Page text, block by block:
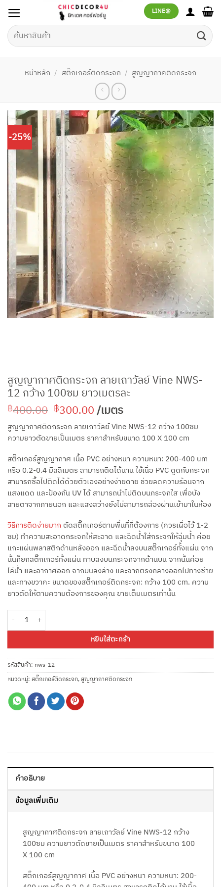
เนื้อหา
LINE@
ค้นหา:
หน้าหลัก / สติ๊กเกอร์ติดกระจก / สูญญากาศติดกระจก
-25%
สูญญากาศติดกระจก ลายเถาวัลย์ Vine NWS-
12 กว้าง 100ซม ยาวเมตรละ
฿400.00 Original
price
was:
฿400.00.
฿300.00Current
price
is:
฿300.00.
/เมตร
สูญญากาศติดกระจก ลายเถาวัลย์ Vine NWS-12 กว้าง 100ซม
ความยาวตัดขายเป็นเมตร ราคาสำหรับขนาด 100 X 100 cm
สติ๊กเกอร์สูญญากาศ เนื้อ PVC อย่างหนา ความหนา: 200-400 um
หรือ 0.2-0.4 มิลลิเมตร สามารถติดได้นาน ใช้เนื้อ PVC ดูดกับกระจก
สามารถซื้อไปติดได้ด้วยตัวเองอย่างง่ายดาย ช่วยลดความร้อนจาก
แสงแดด และป้องกัน UV ได้ สามารถนำไปติดบนกระจกใส เพื่อบัง
สายตาจากภายนอก และแสงสว่างยังไม่สามารถส่องผ่านเข้ามาในห้อง
วิธีการติดง่ายมาก ตัดสติ๊กเกอร์ตามพื้นที่ที่ต้องการ (ควรเผื่อไว้ 1-2
ซม) ทำความสะอาดกระจกให้สะอาด และฉีดน้ำใส่กระจกให้ฉุ่มน้ำ ค่อย
แกะแผ่นพลาสติกด้านหลังออก และฉีดน้ำลงบนสติ๊กเกอร์ทั้งแผ่น จาก
นั้นก็ยกสติ๊กเกอร์ทั้งแผ่น ทาบลงบนกระจกจากด้านบน จากนัันค่อย
ไล่น้ำ และอากาศออก จากบนลงล่าง และจากตรงกลางออกไปทางซ้าย
และทางขวาคะ ขนาดของสติ๊กเกอร์ติดกระจก: กว้าง 100 cm. ความ
ยาวตัดให้ตามความต้องการของคุณ ขายเต็มเมตรเท่านั้น
จำนวน สูญญากาศติดกระจก ลายเถาวัลย์ Vine NWS-12 กว้าง 100ซม ยาวเมตร
หยิบใส่ตะกร้า
รหัสสินค้า: nws-12
หมวดหมู่: สติ๊กเกอร์ติดกระจก,สูญญากาศติดกระจก
คำอธิบาย
ข้อมูลเพิ่มเติม
สูญญากาศติดกระจก ลายเถาวัลย์ Vine NWS-12 กว้าง
100ซม ความยาวตัดขายเป็นเมตร ราคาสำหรับขนาด 100
X 100 cm
สติ๊กเกอร์สูญญากาศ เนื้อ PVC อย่างหนา ความหนา: 200-